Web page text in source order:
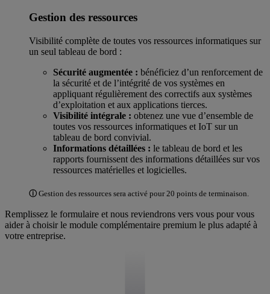
Gestion des ressources
Visibilité complète de toutes vos ressources informatiques sur
un seul tableau de bord :
Sécurité augmentée : bénéficiez d’un renforcement de
la sécurité et de l’intégrité de vos systèmes en
appliquant régulièrement des correctifs aux systèmes
d’exploitation et aux applications tierces.
Visibilité intégrale : obtenez une vue d’ensemble de
toutes vos ressources informatiques et IoT sur un
tableau de bord convivial.
Informations détaillées : le tableau de bord et les
rapports fournissent des informations détaillées sur vos
ressources matérielles et logicielles.
ⓘ Gestion des ressources sera activé pour 20 points de terminaison.
Remplissez le formulaire et nous reviendrons vers vous pour vous
aider à choisir le module complémentaire premium le plus adapté à
votre entreprise.